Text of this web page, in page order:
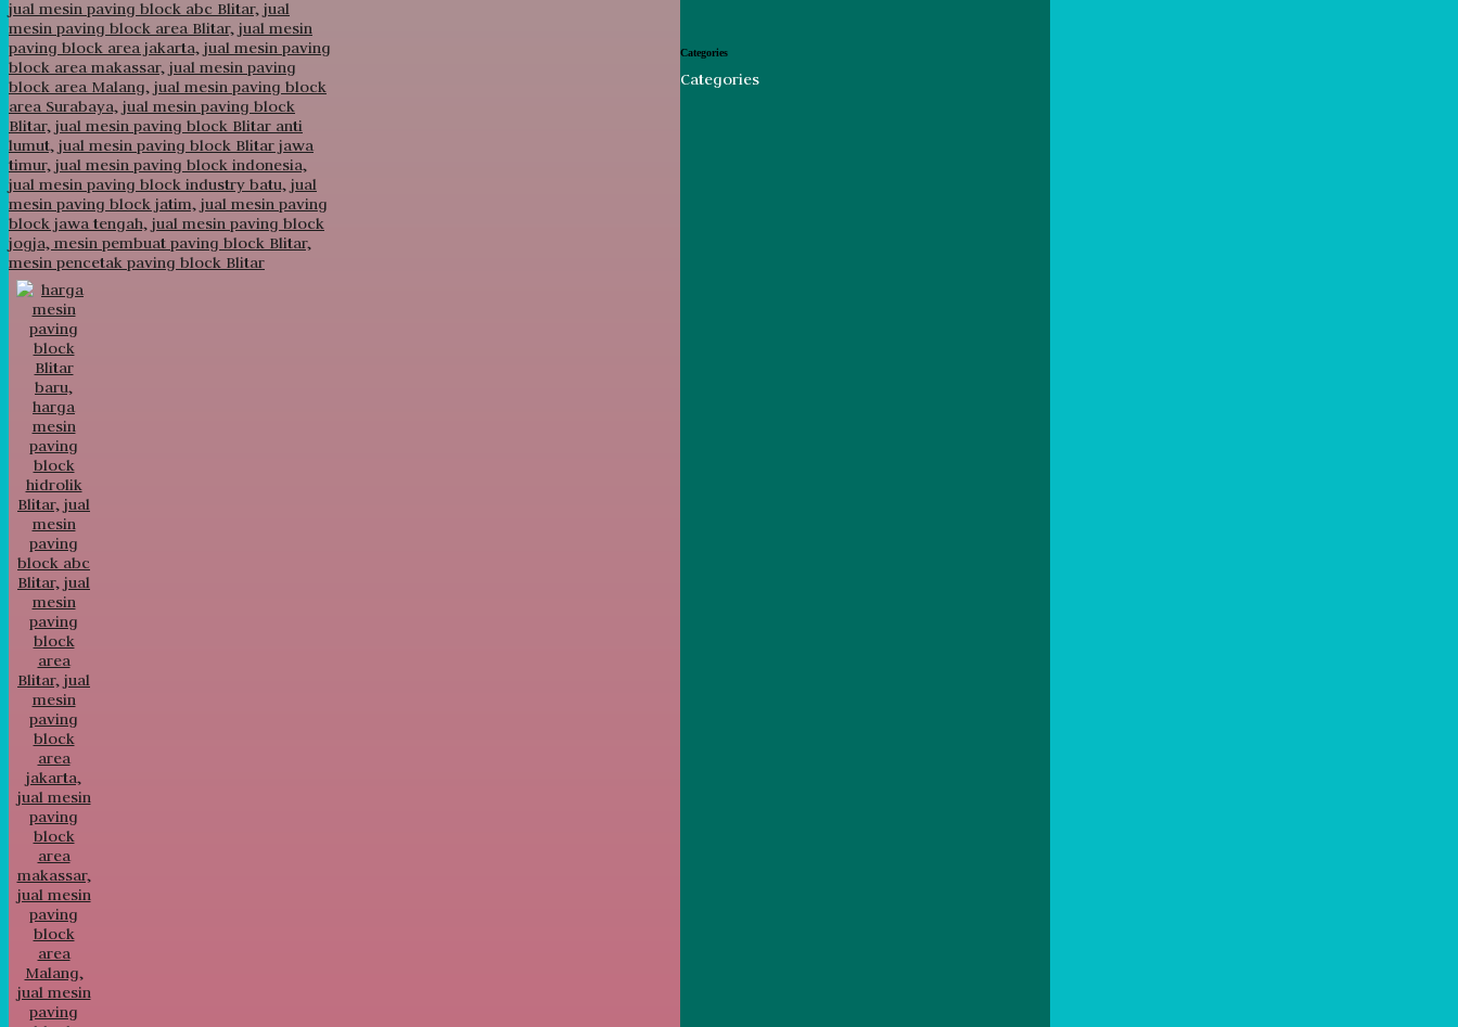
Categories
Categories